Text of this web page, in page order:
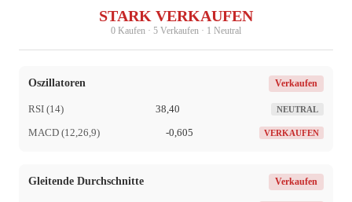
STARK VERKAUFEN
0 Kaufen · 5 Verkaufen · 1 Neutral
Oszillatoren Verkaufen
RSI (14) 38,40 NEUTRAL
MACD (12,26,9) -0,605 VERKAUFEN
Gleitende Durchschnitte Verkaufen